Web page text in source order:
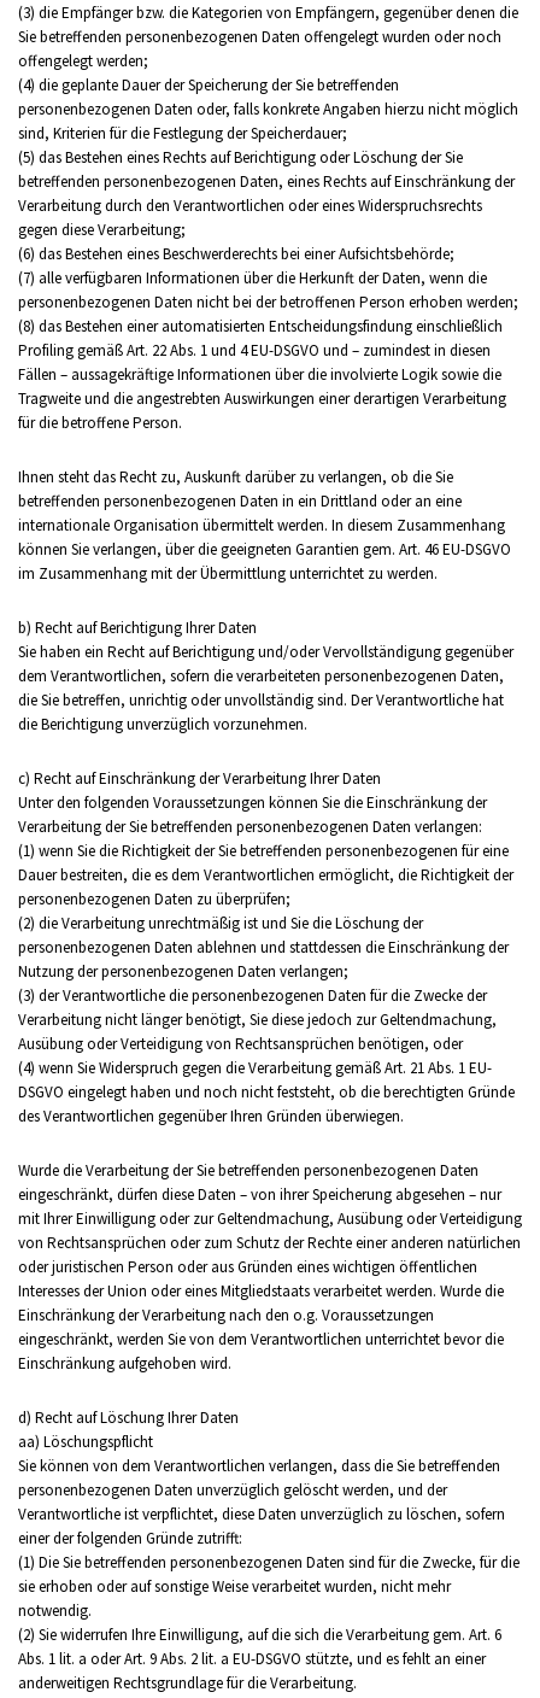
(3) die Empfänger bzw. die Kategorien von Empfängern, gegenüber denen die
Sie betreffenden personenbezogenen Daten offengelegt wurden oder noch
offengelegt werden;
(4) die geplante Dauer der Speicherung der Sie betreffenden
personenbezogenen Daten oder, falls konkrete Angaben hierzu nicht möglich
sind, Kriterien für die Festlegung der Speicherdauer;
(5) das Bestehen eines Rechts auf Berichtigung oder Löschung der Sie
betreffenden personenbezogenen Daten, eines Rechts auf Einschränkung der
Verarbeitung durch den Verantwortlichen oder eines Widerspruchsrechts
gegen diese Verarbeitung;
(6) das Bestehen eines Beschwerderechts bei einer Aufsichtsbehörde;
(7) alle verfügbaren Informationen über die Herkunft der Daten, wenn die
personenbezogenen Daten nicht bei der betroffenen Person erhoben werden;
(8) das Bestehen einer automatisierten Entscheidungsfindung einschließlich
Profiling gemäß Art. 22 Abs. 1 und 4 EU-DSGVO und – zumindest in diesen
Fällen – aussagekräftige Informationen über die involvierte Logik sowie die
Tragweite und die angestrebten Auswirkungen einer derartigen Verarbeitung
für die betroffene Person.
Ihnen steht das Recht zu, Auskunft darüber zu verlangen, ob die Sie
betreffenden personenbezogenen Daten in ein Drittland oder an eine
internationale Organisation übermittelt werden. In diesem Zusammenhang
können Sie verlangen, über die geeigneten Garantien gem. Art. 46 EU-DSGVO
im Zusammenhang mit der Übermittlung unterrichtet zu werden.
b) Recht auf Berichtigung Ihrer Daten
Sie haben ein Recht auf Berichtigung und/oder Vervollständigung gegenüber
dem Verantwortlichen, sofern die verarbeiteten personenbezogenen Daten,
die Sie betreffen, unrichtig oder unvollständig sind. Der Verantwortliche hat
die Berichtigung unverzüglich vorzunehmen.
c) Recht auf Einschränkung der Verarbeitung Ihrer Daten
Unter den folgenden Voraussetzungen können Sie die Einschränkung der
Verarbeitung der Sie betreffenden personenbezogenen Daten verlangen:
(1) wenn Sie die Richtigkeit der Sie betreffenden personenbezogenen für eine
Dauer bestreiten, die es dem Verantwortlichen ermöglicht, die Richtigkeit der
personenbezogenen Daten zu überprüfen;
(2) die Verarbeitung unrechtmäßig ist und Sie die Löschung der
personenbezogenen Daten ablehnen und stattdessen die Einschränkung der
Nutzung der personenbezogenen Daten verlangen;
(3) der Verantwortliche die personenbezogenen Daten für die Zwecke der
Verarbeitung nicht länger benötigt, Sie diese jedoch zur Geltendmachung,
Ausübung oder Verteidigung von Rechtsansprüchen benötigen, oder
(4) wenn Sie Widerspruch gegen die Verarbeitung gemäß Art. 21 Abs. 1 EU-
DSGVO eingelegt haben und noch nicht feststeht, ob die berechtigten Gründe
des Verantwortlichen gegenüber Ihren Gründen überwiegen.
Wurde die Verarbeitung der Sie betreffenden personenbezogenen Daten
eingeschränkt, dürfen diese Daten – von ihrer Speicherung abgesehen – nur
mit Ihrer Einwilligung oder zur Geltendmachung, Ausübung oder Verteidigung
von Rechtsansprüchen oder zum Schutz der Rechte einer anderen natürlichen
oder juristischen Person oder aus Gründen eines wichtigen öffentlichen
Interesses der Union oder eines Mitgliedstaats verarbeitet werden. Wurde die
Einschränkung der Verarbeitung nach den o.g. Voraussetzungen
eingeschränkt, werden Sie von dem Verantwortlichen unterrichtet bevor die
Einschränkung aufgehoben wird.
d) Recht auf Löschung Ihrer Daten
aa) Löschungspflicht
Sie können von dem Verantwortlichen verlangen, dass die Sie betreffenden
personenbezogenen Daten unverzüglich gelöscht werden, und der
Verantwortliche ist verpflichtet, diese Daten unverzüglich zu löschen, sofern
einer der folgenden Gründe zutrifft:
(1) Die Sie betreffenden personenbezogenen Daten sind für die Zwecke, für die
sie erhoben oder auf sonstige Weise verarbeitet wurden, nicht mehr
notwendig.
(2) Sie widerrufen Ihre Einwilligung, auf die sich die Verarbeitung gem. Art. 6
Abs. 1 lit. a oder Art. 9 Abs. 2 lit. a EU-DSGVO stützte, und es fehlt an einer
anderweitigen Rechtsgrundlage für die Verarbeitung.